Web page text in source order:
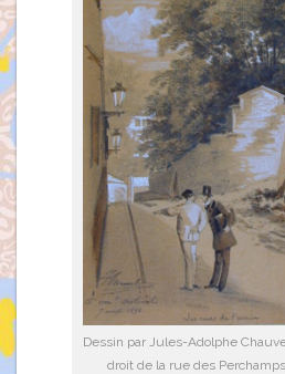
Dessin par Jules-Adolphe
droit de la rue des